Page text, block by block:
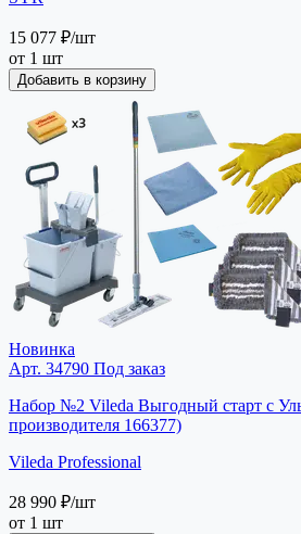
15 077 ₽/шт
от 1 шт
Добавить в корзину
Новинка
Арт. 34790 Под заказ
Набор №2 Vileda Выгодный старт с
производителя 166377)
Vileda Professional
28 990 ₽/шт
от 1 шт